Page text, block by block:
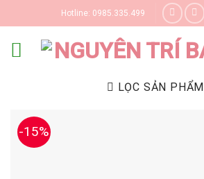
to
content
Hotline: 0985.335.499
LỌC SẢN PHẨM
-15%